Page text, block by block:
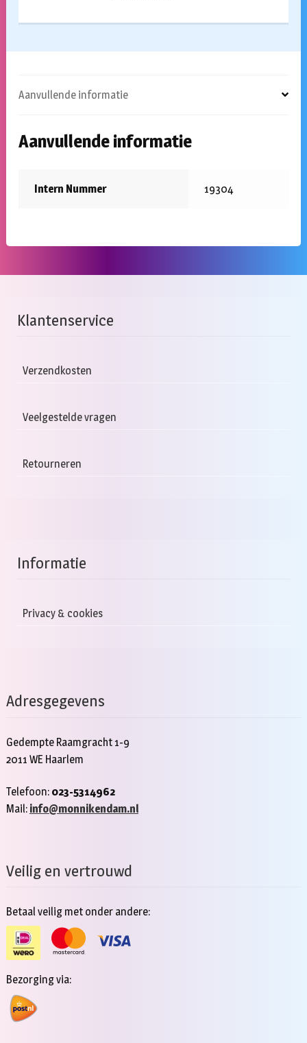
Aanvullende informatie
Aanvullende informatie
Intern Nummer 19304
Klantenservice
Verzendkosten
Veelgestelde vragen
Retourneren
Informatie
Privacy & cookies
Adresgegevens
Gedempte Raamgracht 1-9
2011 WE Haarlem
Telefoon: 023-5314962
Mail: info@monnikendam.nl
Veilig en vertrouwd
Betaal veilig met onder andere:
Bezorging via: